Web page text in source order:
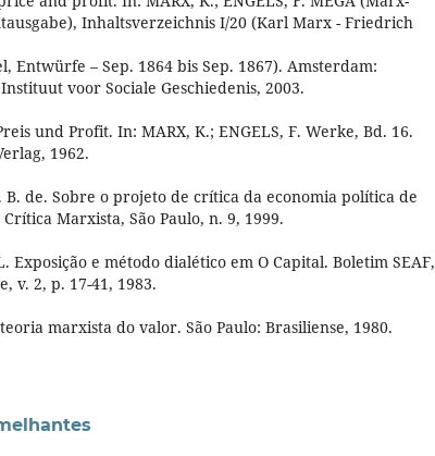
Inhaltsverzeichnis I/20 (Karl Marx - Friedrich
Entwürfe – Sep. 1864 bis Sep. 1867). Amsterdam:
voor Sociale Geschiedenis, 2003.
Preis und Profit. In: MARX, K.; ENGELS, F. Werke, Bd. 16.
1962.
B. de. Sobre o projeto de crítica da economia política de
Marxista, São Paulo, n. 9, 1999.
Exposição e método dialético em O Capital. Boletim SEAF,
v. 2, p. 17-41, 1983.
marxista do valor. São Paulo: Brasiliense, 1980.